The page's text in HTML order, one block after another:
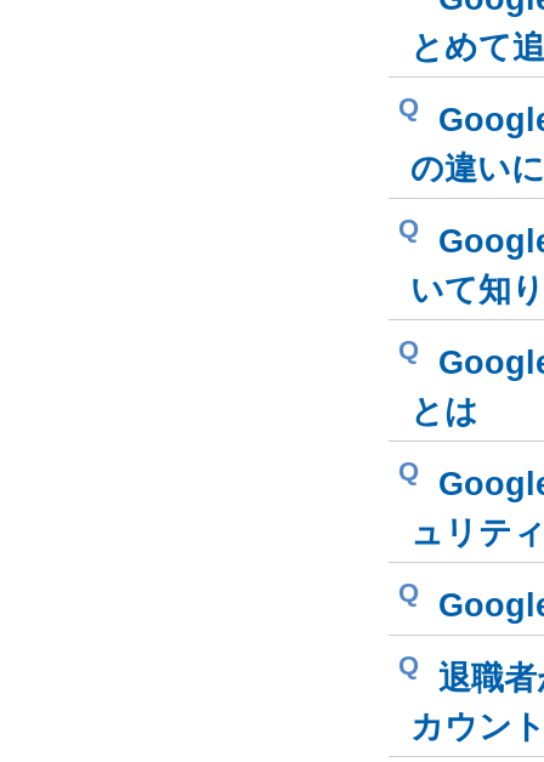
とめて
Q
の違い
Q
いて知
Q
とは
Q
ュリテ
Q
Q
退職
カウン